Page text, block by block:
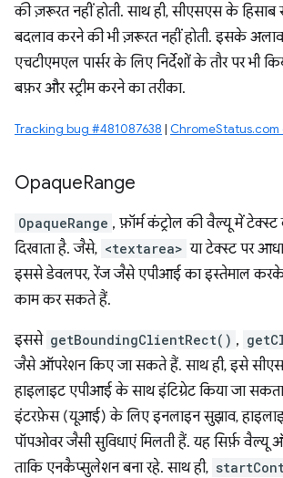
की ज़रूरत नहीं होती. साथ ही, सीएसएस के हिसाब
बदलाव करने की भी ज़रूरत नहीं होती. इसके
एचटीएमएल पार्सर के लिए निर्देशों के तौर पर भी
बफ़र और स्ट्रीम करने का तरीका.
Tracking bug #481087638 |
OpaqueRange
OpaqueRange , फ़ॉर्म कंट्रोल की वैल्यू में
दिखाता है. जैसे, <textarea> या टेक्स्ट पर
इससे डेवलपर, रेंज जैसे एपीआई का इस्तेमाल
काम कर सकते हैं.
इससे getBoundingClientRect() ,
जैसे ऑपरेशन किए जा सकते हैं. साथ ही, इसे
हाइलाइट एपीआई के साथ इंटिग्रेट किया जा
इंटरफ़ेस (यूआई) के लिए इनलाइन सुझाव,
पॉपओवर जैसी सुविधाएं मिलती हैं. यह सिर्फ़ वैल्यू
ताकि एनकैप्सुलेशन बना रहे. साथ ही,